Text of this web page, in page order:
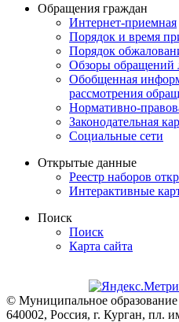
Обращения граждан
Интернет-приемная
Порядок и время
Порядок
Обзоры обращений
Обобщенная
рассмотрения
Нормативно-
Законодательная
Социальные сети
Открытые данные
Реестр наборов
Интерактивные
Поиск
Поиск
Карта сайта
© Муниципальное образование
640002, Россия, г. Курган, пл.